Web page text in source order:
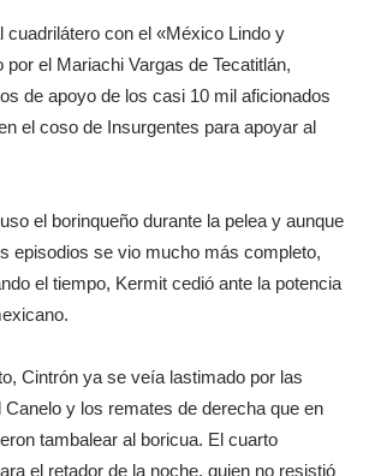
cuadrilátero con el «México Lindo y
por el Mariachi Vargas de Tecatitlán,
de apoyo de los casi 10 mil aficionados
el coso de Insurgentes para apoyar al
el borinqueño durante la pelea y aunque
episodios se vio mucho más completo,
el tiempo, Kermit cedió ante la potencia
Cintrón ya se veía lastimado por las
y los remates de derecha que en
tambalear al boricua. El cuarto
el retador de la noche, quien no resistió